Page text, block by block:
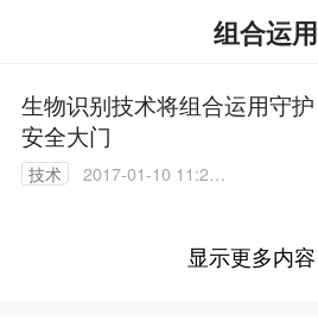
组合运用
生物识别技术将组合运用守护
安全大门
技术
2017-01-10 11:24:
显示更多内容